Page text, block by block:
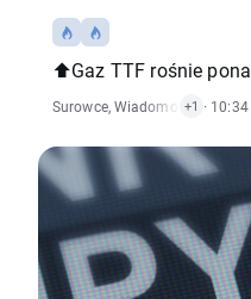
⬆️Gaz TTF rośnie
Surowce,Wiadomości
+1 · 10:34